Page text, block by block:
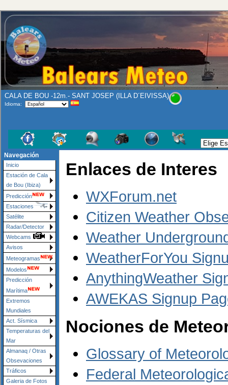
CALA DE BOU -12m.- SANT JOSEP (ILLA D´EIVISSA)
Idioma:
Navegación
Inicio
Estación de Cala
de Bou (Ibiza)
Predicción
Estaciones
Satélite
Radar/Detector
Webcams
Avisos
Meteogramas
Modelos
Predicción
Marítima
Extremos
Mundiales
Act. Sísmica
Temperaturas del
Mar
Almanaq / Otras
Obsevaciones
Tráficos
Galeria de Fotos
Enlaces de Interes
WXForum.net
Citizen Weather
Weather
WeatherForYou
AnythingWeather
AWEKAS Signup
Nociones de
Glossary of
Federal